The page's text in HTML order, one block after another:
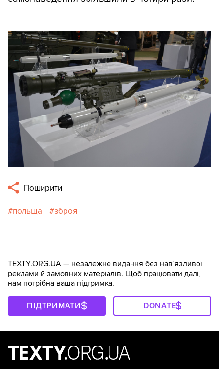
Поширити
польща зброя
TEXTY.ORG.UA — незалежне видання без навʼязливої
реклами й замовних матеріалів. Щоб працювати далі,
нам потрібна ваша підтримка.
ПІДТРИМАТИ DONATE